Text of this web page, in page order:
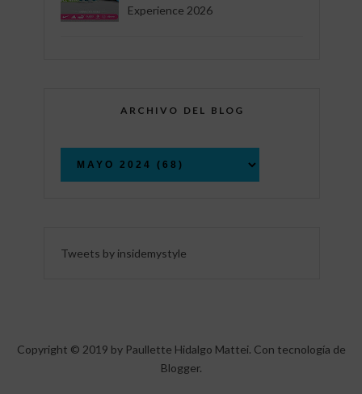
Experience 2026
ARCHIVO DEL BLOG
Tweets by insidemystyle
Copyright © 2019 by Paullette Hidalgo Mattei. Con tecnología de
Blogger.